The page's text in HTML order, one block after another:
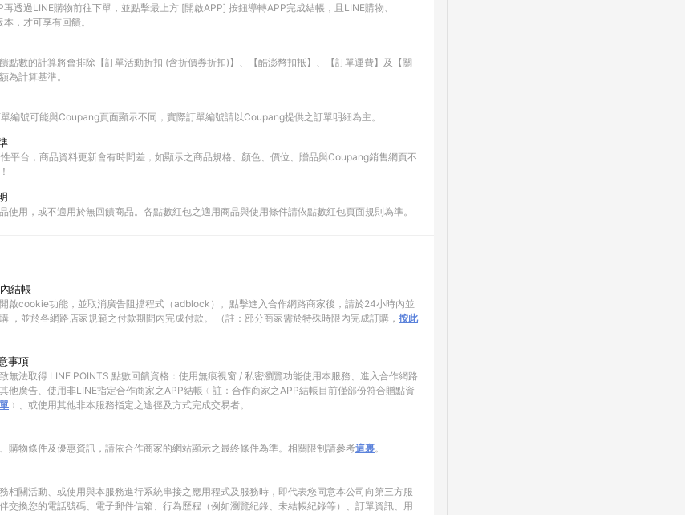
透過LINE購物前往下單，並點擊最上方 [開啟APP] 按鈕導轉APP完成結帳，且LINE購物、
，才可享有回饋。
點數的計算將會排除【訂單活動折扣 (含折價券折扣)】、【酷澎幣扣抵】、【訂單運費】及【關
為計算基準。
編號可能與Coupang頁面顯示不同，實際訂單編號請以Coupang提供之訂單明細為主。
平台，商品資料更新會有時間差，如顯示之商品規格、顏色、價位、贈品與Coupang銷售網頁不
使用，或不適用於無回饋商品。各點數紅包之適用商品與使用條件請依點數紅包頁面規則為準。
結帳
啟cookie功能，並取消廣告阻擋程式（adblock）。點擊進入合作網路商家後，請於24小時內並
，並於各網路店家規範之付款期間內完成付款。 （註：部分商家需於特殊時限內完成訂購， 按此
事項
無法取得 LINE POINTS 點數回饋資格：使用無痕視窗 / 私密瀏覽功能使用本服務、進入合作網路
他廣告、使用非LINE指定合作商家之APP結帳﹙註：合作商家之APP結帳目前僅部份符合贈點資
﹚、或使用其他非本服務指定之途徑及方式完成交易者。
購物條件及優惠資訊，請依合作商家的網站顯示之最終條件為準。相關限制請參考這裏。
相關活動、或使用與本服務進行系統串接之應用程式及服務時，即代表您同意本公司向第三方服
交換您的電話號碼、電子郵件信箱、行為歷程（例如瀏覽紀錄、未結帳紀錄等）、訂單資訊、用